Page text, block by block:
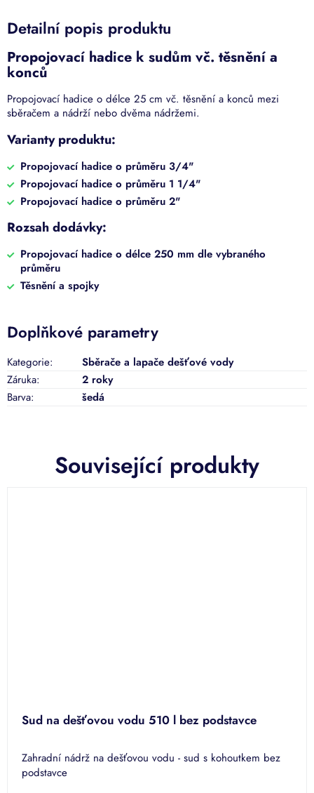
Související produkty
Sud na dešťovou vodu 510 l bez podstavce
Zahradní nádrž na dešťovou vodu - sud s kohoutkem bez
podstavce
Detailní popis produktu
Propojovací hadice k sudům vč. těsnění a
konců
Propojovací hadice o délce 25 cm vč. těsnění a konců mezi
sběračem a nádrží nebo dvěma nádržemi.
Varianty produktu:
Propojovací hadice o průměru 3/4"
Propojovací hadice o průměru 1 1/4"
Propojovací hadice o průměru 2"
Rozsah dodávky:
Propojovací hadice o délce 250 mm dle vybraného
průměru
Těsnění a spojky
Doplňkové parametry
Kategorie:
Sběrače a lapače dešťové vody
Záruka:
2 roky
Barva: šedá